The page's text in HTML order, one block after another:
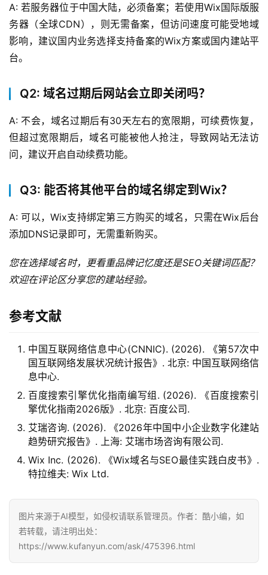
A: 若服务器位于中国大陆，必须备案；若使用Wix国际版服
务器（全球CDN），则无需备案，但访问速度可能受地域
影响，建议国内业务选择支持备案的Wix方案或国内建站平
台。
Q2: 域名过期后网站会立即关闭吗？
A: 不会，域名过期后有30天左右的宽限期，可续费恢复，
但超过宽限期后，域名可能被他人抢注，导致网站无法访
问，建议开启自动续费功能。
Q3: 能否将其他平台的域名绑定到Wix？
A: 可以，Wix支持绑定第三方购买的域名，只需在Wix后台
添加DNS记录即可，无需重新购买。
您在选择域名时，更看重品牌记忆度还是SEO关键词匹配？
欢迎在评论区分享您的建站经验。
参考文献
中国互联网络信息中心(CNNIC). (2026). 《第57次中
国互联网络发展状况统计报告》. 北京: 中国互联网络信
息中心.
百度搜索引擎优化指南编写组. (2026). 《百度搜索引
擎优化指南2026版》. 北京: 百度公司.
艾瑞咨询. (2026). 《2026年中国中小企业数字化建站
趋势研究报告》. 上海: 艾瑞市场咨询有限公司.
Wix Inc. (2026). 《Wix域名与SEO最佳实践白皮书》.
特拉维夫: Wix Ltd.
图片来源于AI模型，如侵权请联系管理员。作者：酷小编，如
若转载，请注明出处：
https://www.kufanyun.com/ask/475396.html